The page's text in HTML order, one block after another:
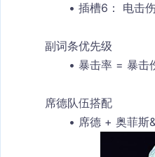
插槽6：
电击
副词条优先级
暴击率 = 暴击
席德队伍搭配
席德 + 奥菲斯